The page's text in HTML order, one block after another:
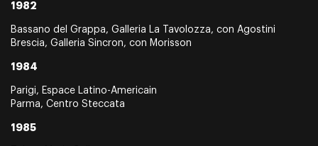
1982
Bassano del Grappa, Galleria La Tavolozza, con Agostini
Brescia, Galleria Sincron, con Morisson
1984
Parigi, Espace Latino-Americain
Parma, Centro Steccata
1985